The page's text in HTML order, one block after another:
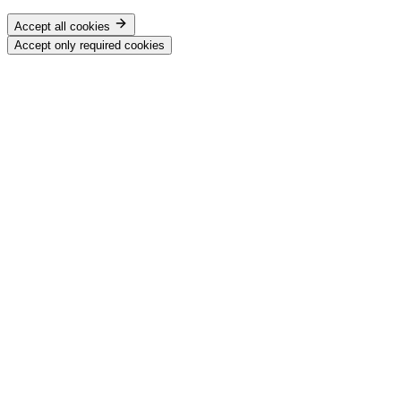
Accept all cookies
Accept only required cookies